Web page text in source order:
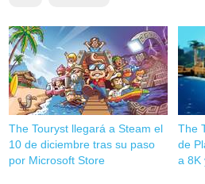
The Touryst llegará a Steam el
10 de diciembre tras su paso
por Microsoft Store
The
de
a 8K